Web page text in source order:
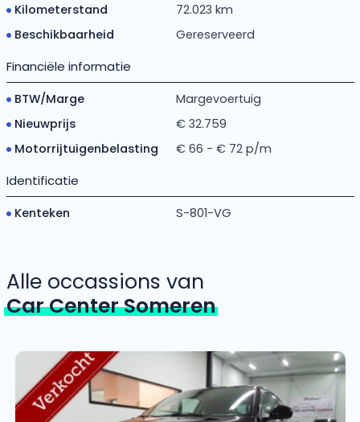
Kilometerstand
72.023 km
Beschikbaarheid
Gereserveerd
Financiële informatie
BTW/Marge
Margevoertuig
Nieuwprijs
€ 32.759
Motorrijtuigenbelasting
€ 66 - € 72 p/m
Identificatie
Kenteken S-801-VG
Alle occassions van
Car Center Someren